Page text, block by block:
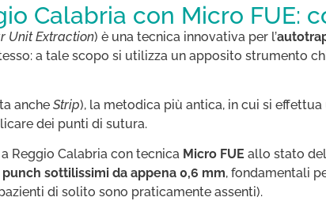
Calabria con Micro FUE:
Unit Extraction) è una tecnica innovativa per l’
a tale scopo si utilizza un apposito strumento
anche Strip), la metodica più antica, in cui si
dei punti di sutura.
Reggio Calabria con tecnica Micro FUE allo stato
sottilissimi da appena 0,6 mm, fondamentali
di solito sono praticamente assenti).